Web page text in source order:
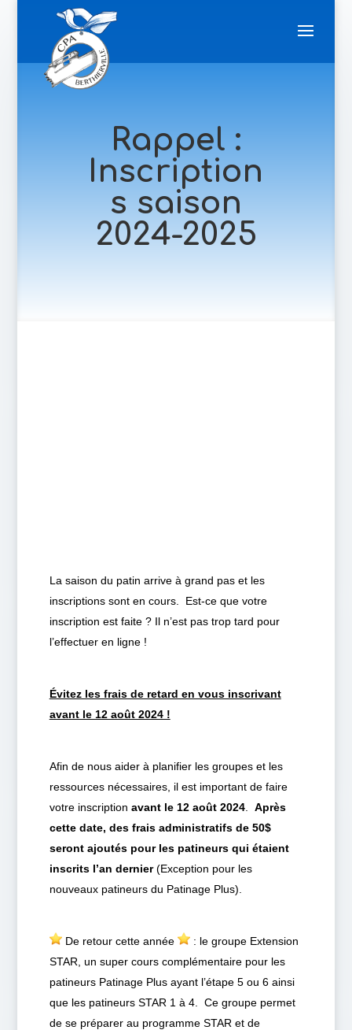
Rappel :
Inscription
s saison
2024-2025
La saison du patin arrive à grand pas et les
inscriptions sont en cours. Est-ce que votre
inscription est faite ? Il n’est pas trop tard pour
l’effectuer en ligne !
Évitez les frais de retard en vous inscrivant
avant le 12 août 2024 !
Afin de nous aider à planifier les groupes et les
ressources nécessaires, il est important de faire
votre inscription avant le 12 août 2024. Après
cette date, des frais administratifs de 50$
seront ajoutés pour les patineurs qui étaient
inscrits l’an dernier(Exception pour les
nouveaux patineurs du Patinage Plus).
De retour cette année
: le groupe Extension
STAR, un super cours complémentaire pour les
patineurs Patinage Plus ayant l’étape 5 ou 6 ainsi
que les patineurs STAR 1 à 4. Ce groupe permet
de se préparer au programme STAR et de